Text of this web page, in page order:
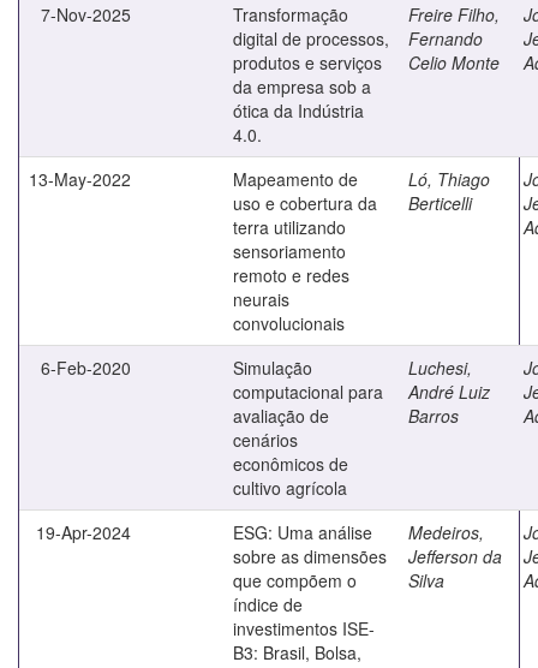
7-Nov-2025
Transformação
digital de processos,
produtos e serviços
da empresa sob a
ótica da Indústria
4.0.
Freire Filho,
Fernando
Celio Monte
13-May-2022
Mapeamento de
uso e cobertura da
terra utilizando
sensoriamento
remoto e redes
neurais
convolucionais
Ló, Thiago
Berticelli
6-Feb-2020
Simulação
computacional para
avaliação de
cenários
econômicos de
cultivo agrícola
Luchesi,
André Luiz
Barros
19-Apr-2024
ESG: Uma análise
sobre as dimensões
que compõem o
índice de
investimentos ISE-
B3: Brasil, Bolsa,
Medeiros,
Jefferson da
Silva